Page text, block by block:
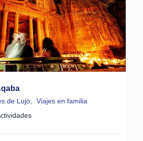
de Lujo
Viajes en familia